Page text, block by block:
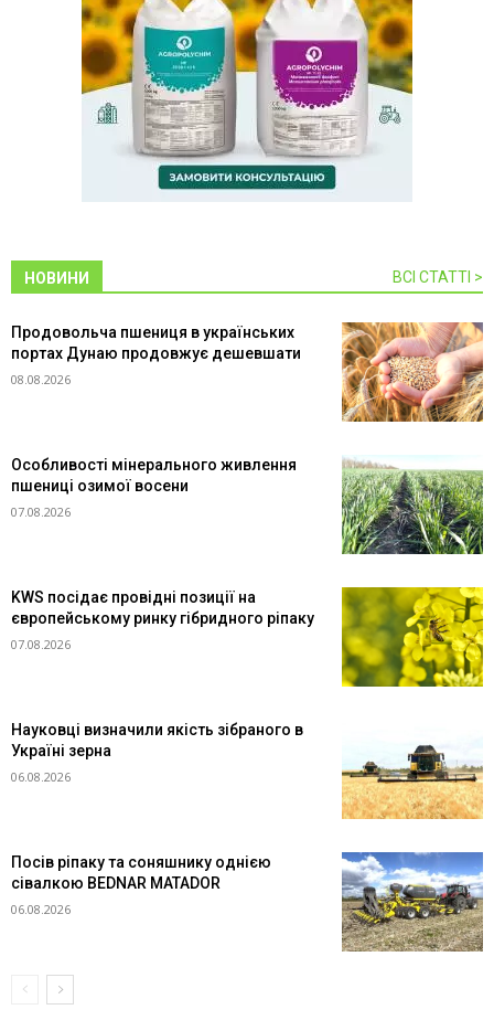
НОВИНИ ВСІ СТАТТІ >
Продовольча пшениця в українських
портах Дунаю продовжує дешевшати
08.08.2026
Особливості мінерального живлення
пшениці озимої восени
07.08.2026
KWS посідає провідні позиції на
європейському ринку гібридного ріпаку
07.08.2026
Науковці визначили якість зібраного в
Україні зерна
06.08.2026
Посів ріпаку та соняшнику однією
сівалкою BEDNAR MATADOR
06.08.2026